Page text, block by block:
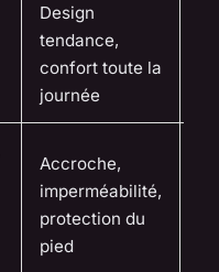
Design
tendance,
confort toute la
journée
Accroche,
imperméabilité,
protection du
pied